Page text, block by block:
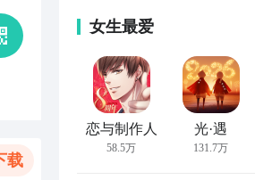
载
女生最爱
恋与制作人
58.5万
光·遇
131.7万